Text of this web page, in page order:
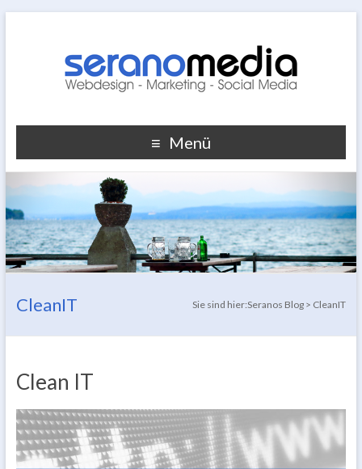
Menü
CleanIT Sie sind hier:Seranos Blog > CleanIT
Clean IT